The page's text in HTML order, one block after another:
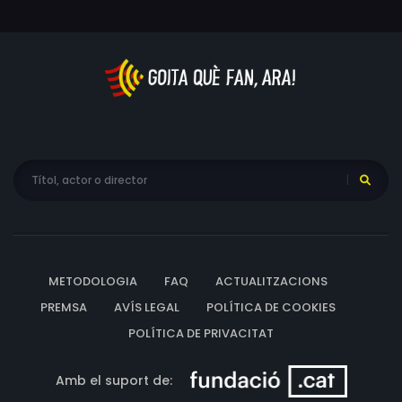
METODOLOGIA FAQ
ACTUALITZACIONS
PREMSA
AVÍS LEGAL
POLÍTICA DE COOKIES
POLÍTICA DE PRIVACITAT
Amb el suport de: